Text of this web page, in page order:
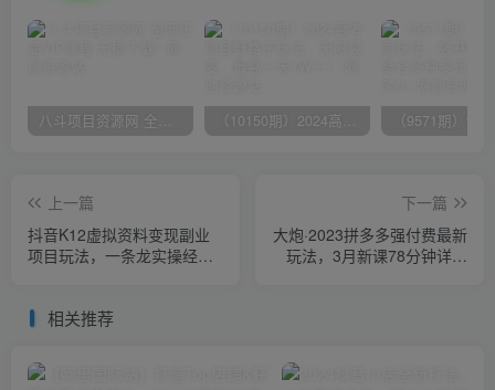
八斗项目资源网 全网正品VIP课程 无损下载~ （10150期）2024高考项目野路子玩法，无限裂变，最高一天1W＋！
上一篇
抖音K12虚拟资料变现副业
项目玩法，一条龙实操经
下一篇
大炮·2023拼多多强付费最新
玩法，3月新课​78分钟详细
相关推荐